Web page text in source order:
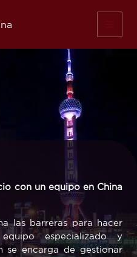
con un equipo en China
las barreras para hacer
especializado y
se encarga de gestionar